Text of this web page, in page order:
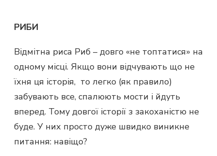
РИБИ
Відмітна риса Риб – довго «не топтатися» на
одному місці. Якщо вони відчувають що не
їхня ця історія, то легко (як правило)
забувають все, спалюють мости і йдуть
вперед. Тому довгої історії з закоханістю не
буде. У них просто дуже швидко виникне
питання: навіщо?